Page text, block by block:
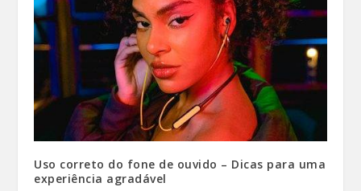
Uso correto do fone de ouvido – Dicas para uma
experiência agradável